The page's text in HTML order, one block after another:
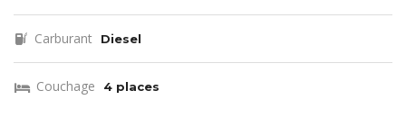
Carburant Diesel
Couchage 4 places